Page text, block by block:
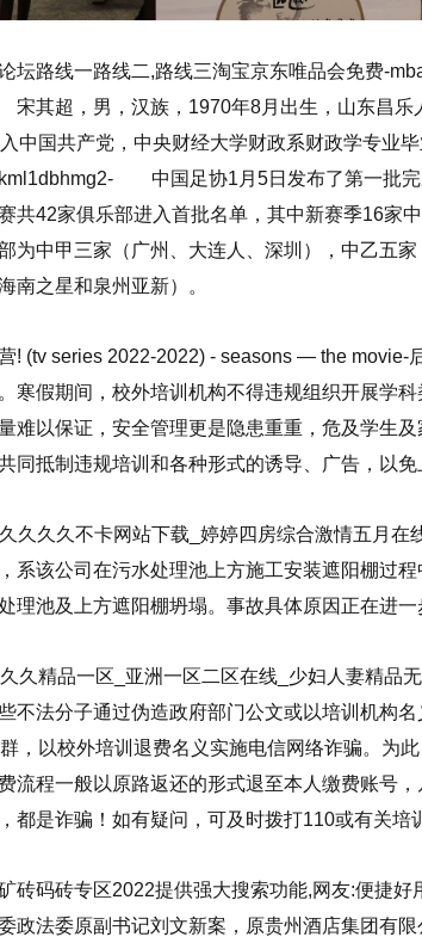
坛路线一路线二,路线三淘宝京东唯品会免费-
其超，男，汉族，1970年8月出生，山东昌乐
中国共产党，中央财经大学财政系财政学专业
中国足协1月5日发布了第一批完
共42家俱乐部进入首批名单，其中新赛季16家
为中甲三家（广州、大连人、深圳），中乙五
南之星和泉州亚新）。
! (tv series 2022-2022) - seasons — the
寒假期间，校外培训机构不得违规组织开展学
难以保证，安全管理更是隐患重重，危及学生
同抵制违规培训和各种形式的诱导、广告，以免
久久久不卡网站下载_婷婷四房综合激情五月
系该公司在污水处理池上方施工安装遮阳棚过
理池及上方遮阳棚坍塌。事故具体原因正在进一
久精品一区_亚洲一区二区在线_少妇人妻精
不法分子通过伪造政府部门公文或以培训机构
，以校外培训退费名义实施电信网络诈骗。为
流程一般以原路返还的形式退至本人缴费账号
都是诈骗！如有疑问，可及时拨打110或有关培
砖码砖专区2022提供强大搜索功能,网友:便
政法委原副书记刘文新案，原贵州酒店集团有